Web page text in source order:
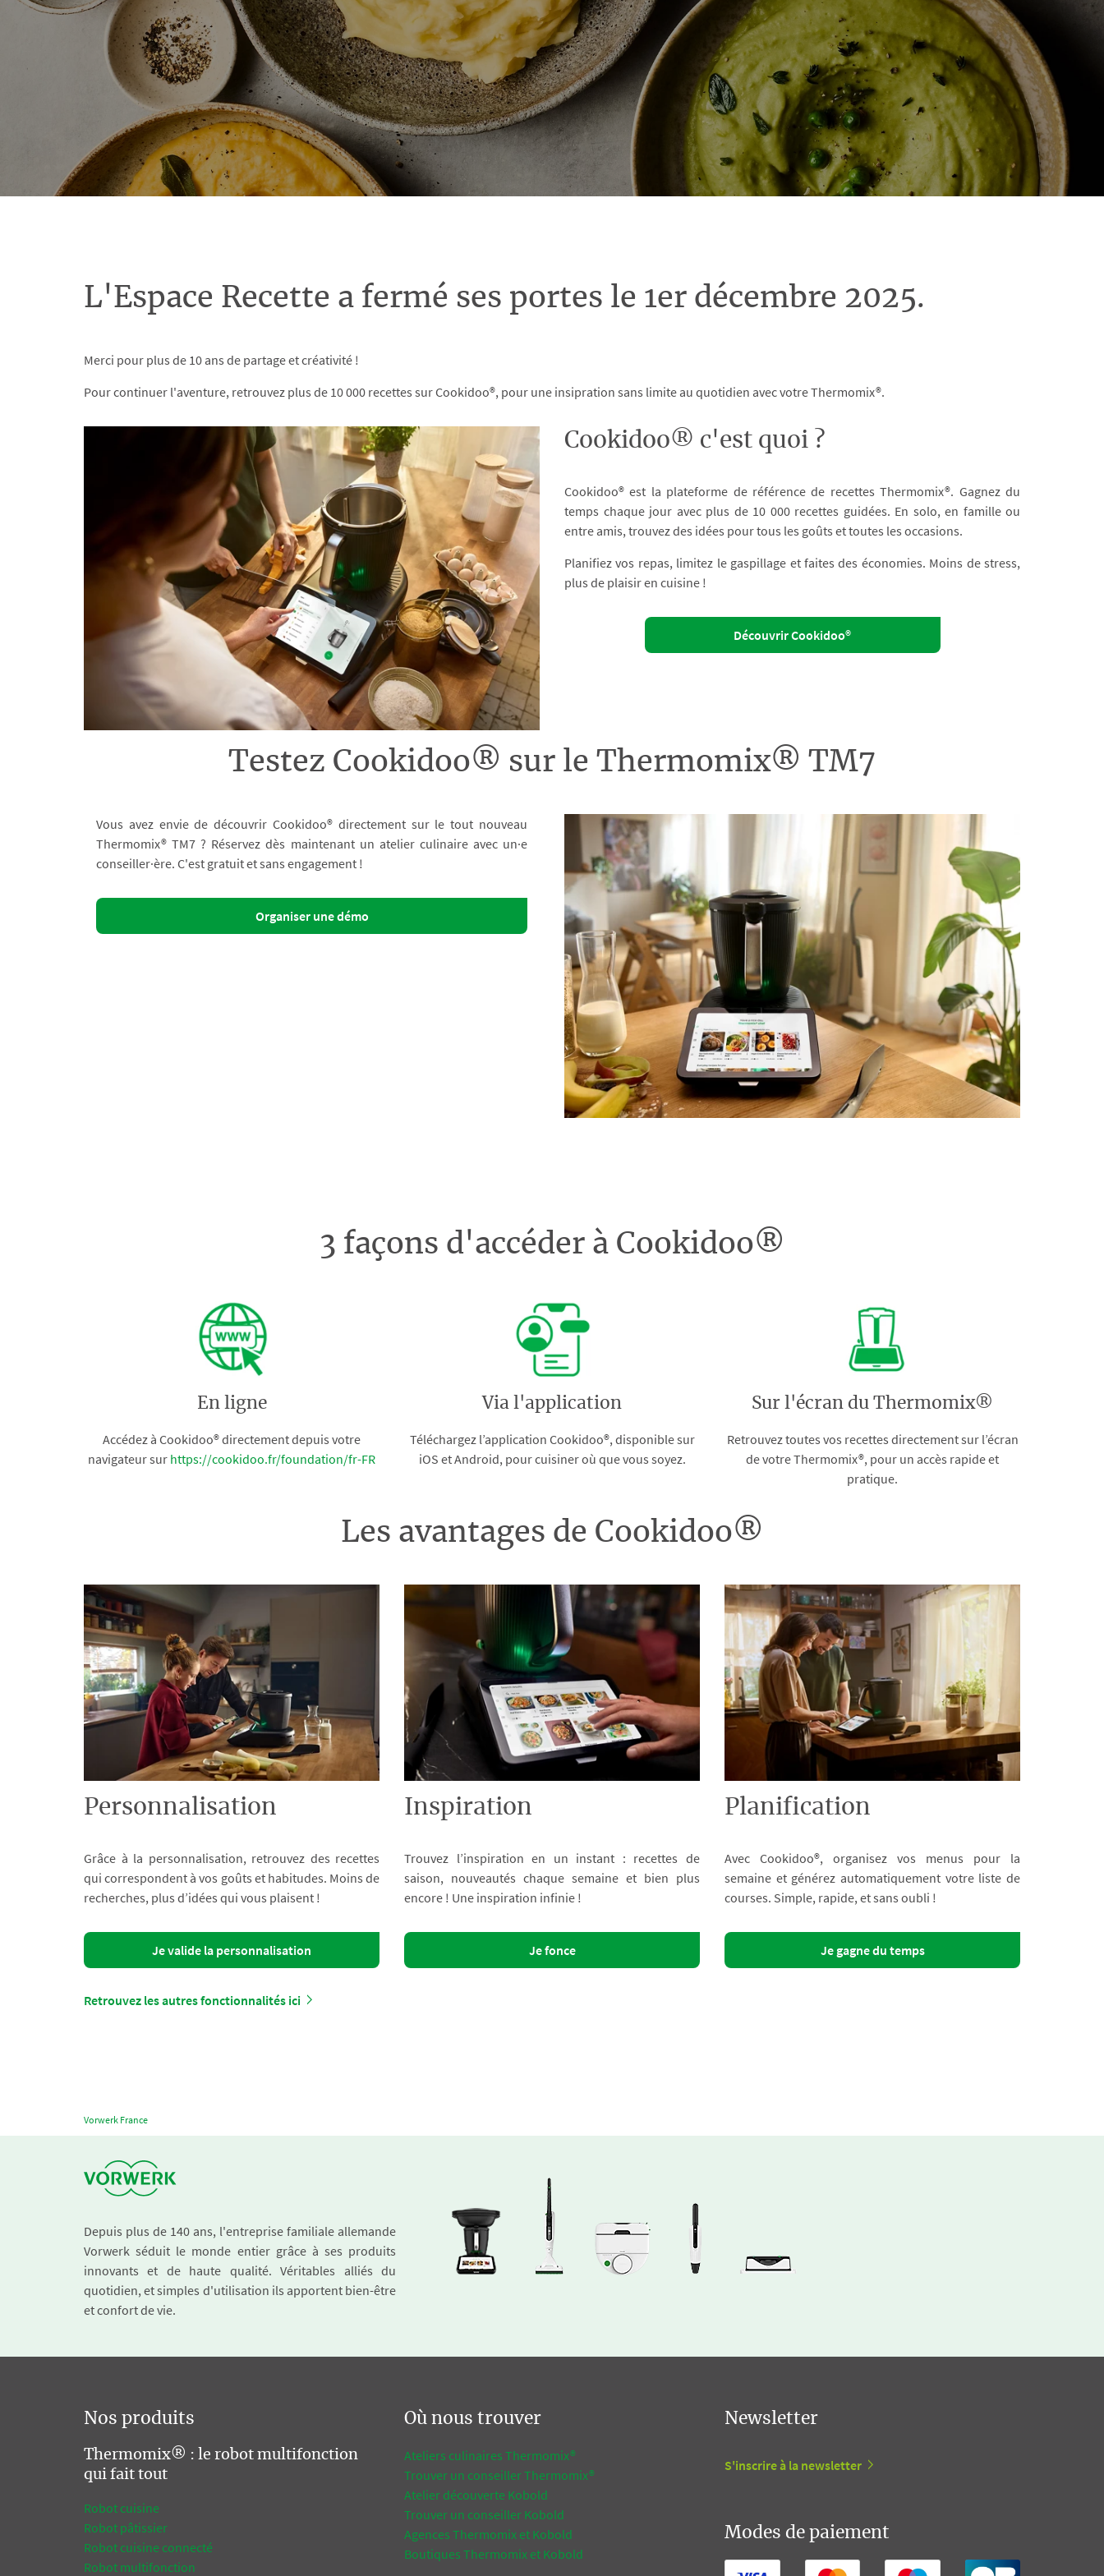
L'Espace Recette a fermé ses portes le 1er décembre 2025.
Merci pour plus de 10 ans de partage et créativité !
Pour continuer l'aventure, retrouvez plus de 10 000 recettes sur Cookidoo®, pour une insipration sans limite au quotidien avec votre Thermomix®.
Cookidoo® c'est quoi ?
Cookidoo® est la plateforme de référence de recettes Thermomix®. Gagnez du
temps chaque jour avec plus de 10 000 recettes guidées. En solo, en famille ou
entre amis, trouvez des idées pour tous les goûts et toutes les occasions.
Planifiez vos repas, limitez le gaspillage et faites des économies. Moins de stress,
plus de plaisir en cuisine !
Découvrir Cookidoo®
Testez Cookidoo® sur le Thermomix® TM7
Vous avez envie de découvrir Cookidoo® directement sur le tout nouveau
Thermomix® TM7 ? Réservez dès maintenant un atelier culinaire avec un·e
conseiller·ère. C'est gratuit et sans engagement !
Organiser une démo
3 façons d'accéder à Cookidoo®
En ligne
Accédez à Cookidoo® directement depuis votre
navigateur sur https://cookidoo.fr/foundation/fr-FR
Via l'application
Téléchargez l’application Cookidoo®, disponible sur
iOS et Android, pour cuisiner où que vous soyez.
Sur l'écran du Thermomix®
Retrouvez toutes vos recettes directement sur l’écran
de votre Thermomix®, pour un accès rapide et
pratique.
Les avantages de Cookidoo®
Personnalisation
Grâce à la personnalisation, retrouvez des recettes
qui correspondent à vos goûts et habitudes. Moins de
recherches, plus d’idées qui vous plaisent !
Je valide la personnalisation
Inspiration
Trouvez l’inspiration en un instant : recettes de
saison, nouveautés chaque semaine et bien plus
encore ! Une inspiration infinie !
Je fonce
Planification
Avec Cookidoo®, organisez vos menus pour la
semaine et générez automatiquement votre liste de
courses. Simple, rapide, et sans oubli !
Je gagne du temps
Retrouvez les autres fonctionnalités ici
Vorwerk France
Depuis plus de 140 ans, l'entreprise familiale allemande
Vorwerk séduit le monde entier grâce à ses produits
innovants et de haute qualité. Véritables alliés du
quotidien, et simples d'utilisation ils apportent bien-être
et confort de vie.
Nos produits
Thermomix® : le robot multifonction
qui fait tout
Robot cuisine
Robot pâtissier
Robot cuisine connecté
Robot multifonction
Où nous trouver
Ateliers culinaires Thermomix®
Trouver un conseiller Thermomix®
Atelier découverte Kobold
Trouver un conseiller Kobold
Agences Thermomix et Kobold
Boutiques Thermomix et Kobold
Newsletter
S'inscrire à la newsletter
Modes de paiement